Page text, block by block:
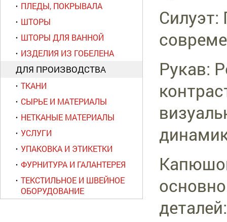
ПЛЕДЫ, ПОКРЫВАЛА
ШТОРЫ
ШТОРЫ ДЛЯ ВАННОЙ
ИЗДЕЛИЯ ИЗ ГОБЕЛЕНА
ДЛЯ ПРОИЗВОДСТВА
ТКАНИ
СЫРЬЕ И МАТЕРИАЛЫ
НЕТКАНЫЕ МАТЕРИАЛЫ
УСЛУГИ
УПАКОВКА И ЭТИКЕТКИ
ФУРНИТУРА И ГАЛАНТЕРЕЯ
ТЕКСТИЛЬНОЕ И ШВЕЙНОЕ
ОБОРУДОВАНИЕ
Рукав: